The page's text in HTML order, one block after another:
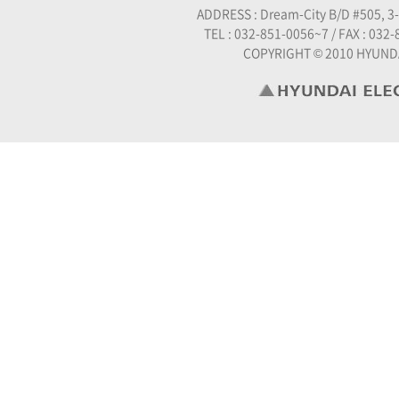
ADDRESS : Dream-City B/D #505,
TEL : 032-851-0056~7 / FAX :
COPYRIGHT © 2010